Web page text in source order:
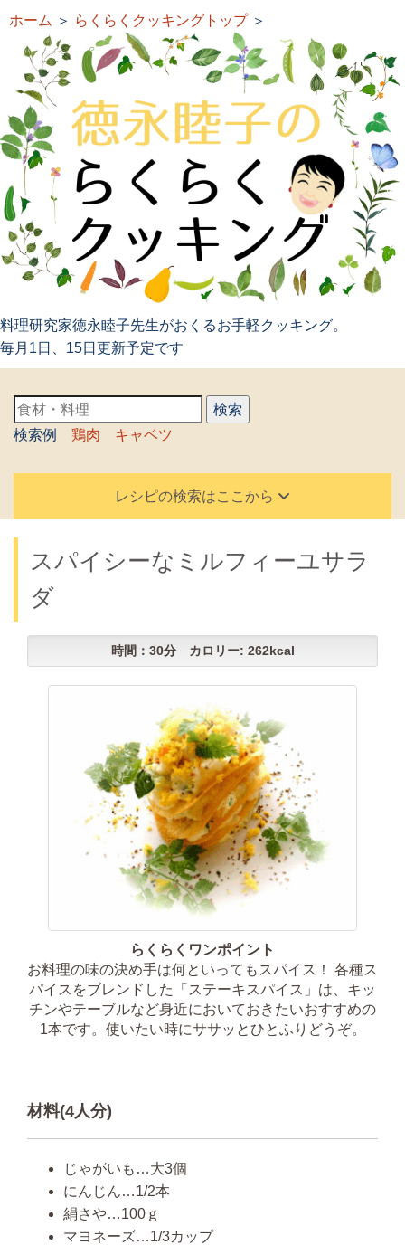
ホーム ＞ らくらくクッキングトップ＞
料理研究家徳永睦子先生がおくるお手軽クッキング。
毎月1日、15日更新予定です
検索例 鶏肉 キャベツ
レシピの検索はここから
スパイシーなミルフィーユサラ
ダ
時間：30分 カロリー: 262kcal
らくらくワンポイント
お料理の味の決め手は何といってもスパイス！ 各種ス
パイスをブレンドした「ステーキスパイス」は、キッ
チンやテーブルなど身近においておきたいおすすめの
1本です。使いたい時にササッとひとふりどうぞ。
材料(4人分)
じゃがいも…大3個
にんじん…1/2本
絹さや…100ｇ
マヨネーズ…1/3カップ